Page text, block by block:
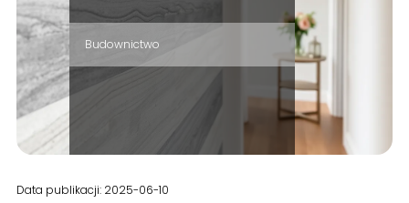
Budownictwo
Data publikacji: 2025-06-10